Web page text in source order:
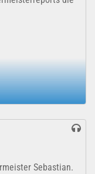
Sebastian.